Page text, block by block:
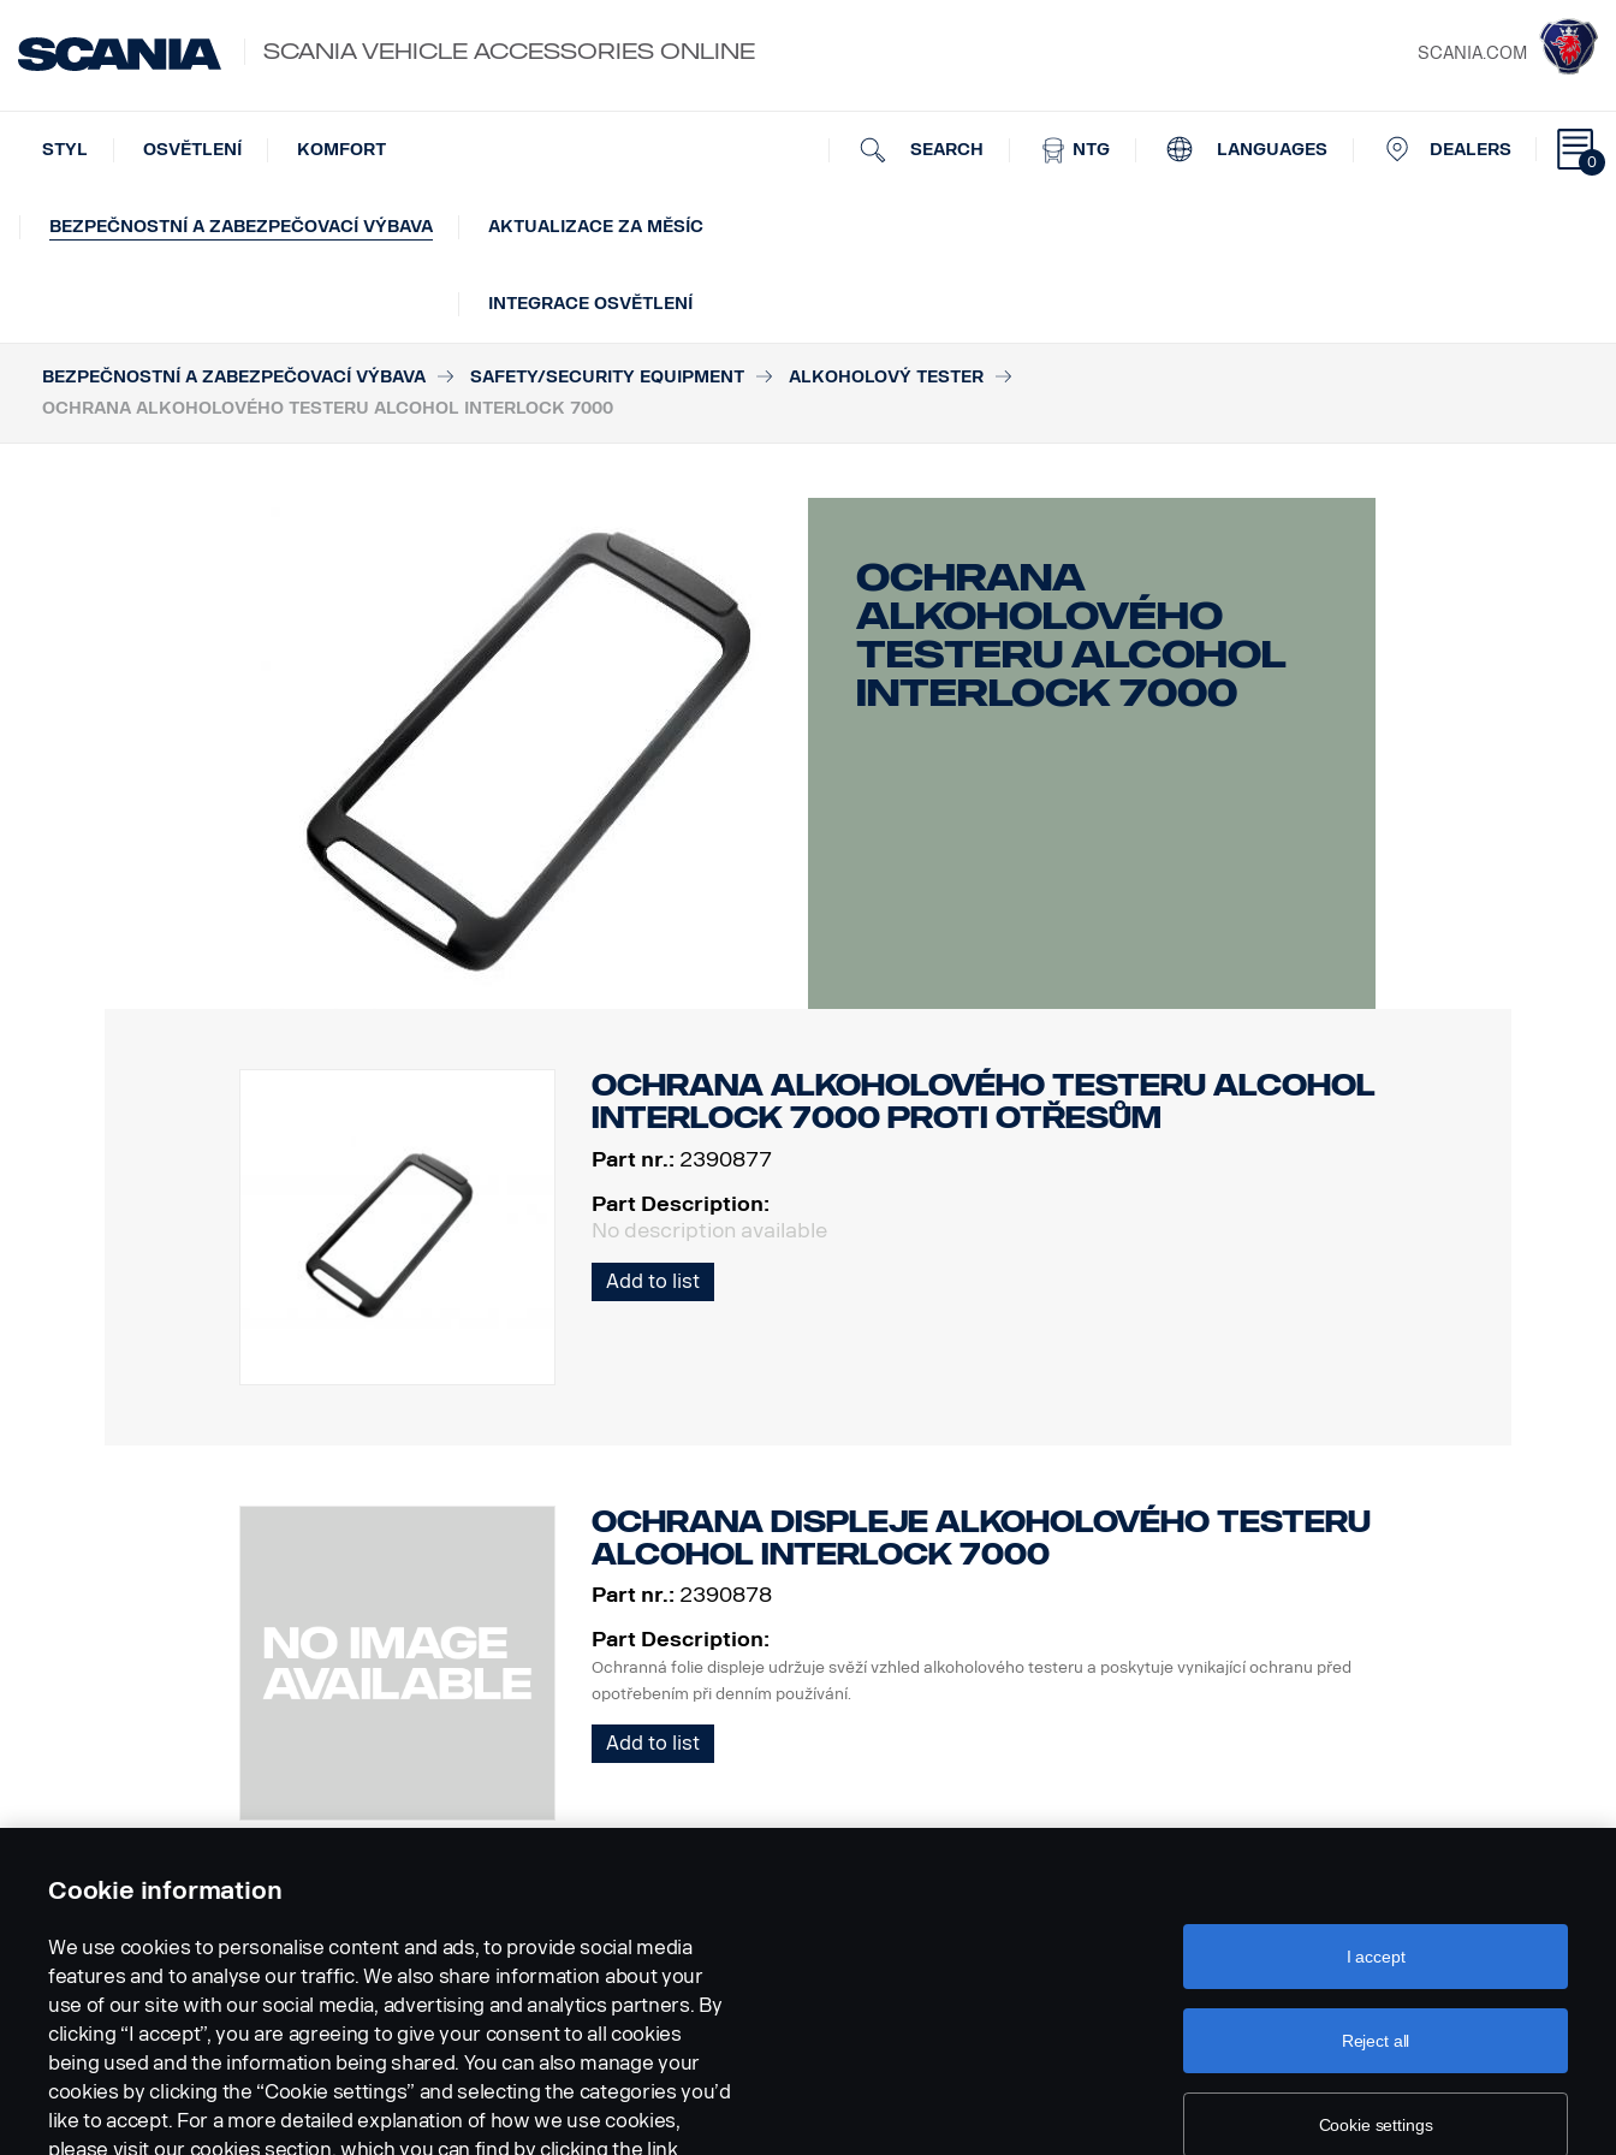
SCANIA VEHICLE ACCESSORIES ONLINE SCANIA.COM
0
SEARCH NTG LANGUAGES DEALERS
STYL OSVĚTLENÍ KOMFORT
BEZPEČNOSTNÍ A ZABEZPEČOVACÍ VÝBAVA AKTUALIZACE ZA MĚSÍC
INTEGRACE OSVĚTLENÍ
BEZPEČNOSTNÍ A ZABEZPEČOVACÍ VÝBAVA SAFETY/SECURITY EQUIPMENT
ALKOHOLOVÝ TESTER
OCHRANA ALKOHOLOVÉHO TESTERU ALCOHOL INTERLOCK 7000
Ochrana
alkoholového
testeru Alcohol
Interlock 7000
Ochrana alkoholového testeru Alcohol
Interlock 7000 proti otřesům
Part nr.: 2390877
Part Description:
No description available
Add to list
Ochrana displeje alkoholového testeru
Alcohol Interlock 7000
Part nr.: 2390878
Part Description:
Ochranná folie displeje udržuje svěží vzhled alkoholového testeru a poskytuje vynikající ochranu před
opotřebením při denním používání.
Add to list
LEGAL NOTICE COOKIES PRIVACY STATEMENT
Cookie information
We use cookies to personalise content and ads, to provide social media
features and to analyse our traffic. We also share information about your
use of our site with our social media, advertising and analytics partners. By
clicking “I accept”, you are agreeing to give your consent to all cookies
being used and the information being shared. You can also manage your
cookies by clicking the “Cookie settings” and selecting the categories you’d
like to accept. For a more detailed explanation of how we use cookies,
please visit our cookies section, which you can find by clicking the link
Cookie settings
Reject all
I accept